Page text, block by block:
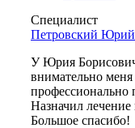
Специалист
Петровский
У Юрия
внимательно
профессионально
Назначил
Большое спасибо!